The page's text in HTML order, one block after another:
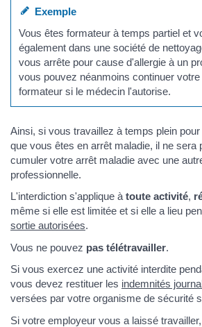
Exemple
Vous êtes formateur à temps partiel et
également dans une société de
vous arrête pour cause d'allergie à un
vous pouvez néanmoins continuer
formateur si le médecin l'autorise.
Ainsi, si vous travaillez à temps plein
que vous êtes en arrêt maladie, il ne sera
cumuler votre arrêt maladie avec une
professionnelle.
L'interdiction s'applique à toute activité,
même si elle est limitée et si elle a lieu
sortie autorisées.
Vous ne pouvez pas télétravailler.
Si vous exercez une activité interdite
vous devez restituer les indemnités
versées par votre organisme de sécurité
Si votre employeur vous a laissé